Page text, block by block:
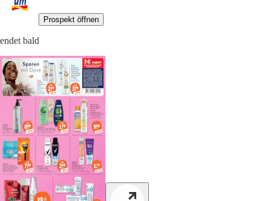
Prospekt öffnen
endet bald